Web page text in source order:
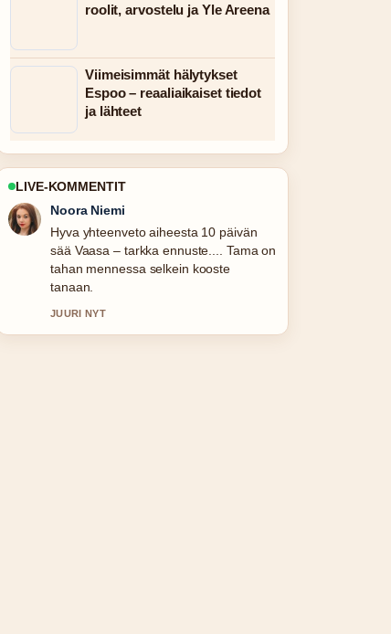
roolit, arvostelu ja Yle Areena
Viimeisimmät hälytykset
Espoo – reaaliaikaiset tiedot
ja lähteet
LIVE-KOMMENTIT
Oskari Lehtinen
Seuraan PlayStation 5 hinta 2026 –
PS5, Slim...-lahetysta tarkasti –
arvostan tasapainoista savyja.
3 MIN SITTEN